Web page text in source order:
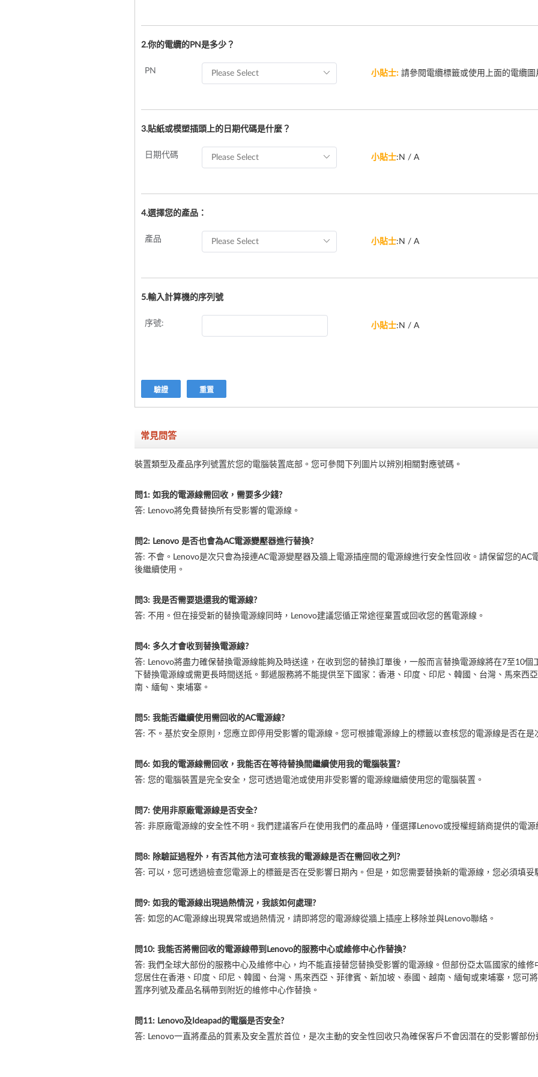
2.你的電纜的PN是多少？
PN 小貼士:請參閱電纜標籤或使用上面的電纜圖
3.貼紙或模塑插頭上的日期代碼是什麼？
日期代碼 小貼士:N / A
4.選擇您的產品：
產品 小貼士:N / A
5.輸入計算機的序列號
序號: 小貼士:N / A
驗證 重置
常見問答
裝置類型及產品序列號置於您的電腦裝置底部。您可參閱下列圖片以辨別相關對應號碼。
問1: 如我的電源線需回收，需要多少錢?
答: Lenovo將免費替換所有受影響的電源線。
問2: Lenovo 是否也會為AC電源變壓器進行替換?
答: 不會。Lenovo是次只會為接連AC電源變壓器及牆上電源插座間的電源線進行安全性回收。請保留您的AC
後繼續使用。
問3: 我是否需要退還我的電源線?
答: 不用。但在接受新的替換電源線同時，Lenovo建議您循正常途徑棄置或回收您的舊電源線。
問4: 多久才會收到替換電源線?
答: Lenovo將盡力確保替換電源線能夠及時送達，在收到您的替換訂單後，一般而言替換電源線將在7至10個
下替換電源線或需更長時間送抵。郵遞服務將不能提供至下國家：香港、印度、印尼、韓國、台灣、馬來西
南、緬甸、柬埔寨。
問5: 我能否繼續使用需回收的AC電源線?
答: 不。基於安全原則，您應立即停用受影響的電源線。您可根據電源線上的標籤以查核您的電源線是否在是
問6: 如我的電源線需回收，我能否在等待替換間繼續使用我的電腦裝置?
答: 您的電腦裝置是完全安全，您可透過電池或使用非受影響的電源線繼續使用您的電腦裝置。
問7: 使用非原廠電源線是否安全?
答: 非原廠電源線的安全性不明。我們建議客戶在使用我們的產品時，僅選擇Lenovo或授權經銷商提供的電源
問8: 除驗証過程外，有否其他方法可查核我的電源線是否在需回收之列?
答: 可以，您可透過檢查您電源上的標籤是否在受影響日期內。但是，如您需要替換新的電源線，您必須填妥
問9: 如我的電源線出現過熱情況，我該如何處理?
答: 如您的AC電源線出現異常或過熱情況，請即將您的電源線從牆上插座上移除並與Lenovo聯絡。
問10: 我能否將需回收的電源線帶到Lenovo的服務中心或維修中心作替換?
答: 我們全球大部份的服務中心及維修中心，均不能直接替您替換受影響的電源線。但部份亞太區國家的維
您居住在香港、印度、印尼、韓國、台灣、馬來西亞、菲律賓、新加坡、泰國、越南、緬甸或柬埔寨，您可
置序列號及產品名稱帶到附近的維修中心作替換。
問11: Lenovo及Ideapad的電腦是否安全?
答: Lenovo一直將產品的質素及安全置於首位，是次主動的安全性回收只為確保客戶不會因潛在的受影響部